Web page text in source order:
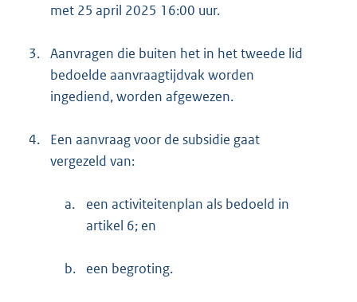
met 25 april 2025 16:00 uur.
3. Aanvragen die buiten het in het tweede lid
bedoelde aanvraagtijdvak worden
ingediend, worden afgewezen.
4.
Een aanvraag voor de subsidie gaat
vergezeld van:
a.
een activiteitenplan als bedoeld in
artikel 6; en
b. een begroting.